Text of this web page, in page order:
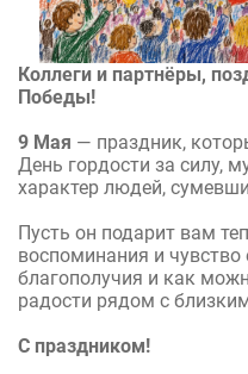
Коллеги и партнёры,
Победы!
9 Мая — праздник,
День гордости за силу,
характер людей,
Пусть он подарит вам
воспоминания и
благополучия и как
радости рядом с
С праздником!